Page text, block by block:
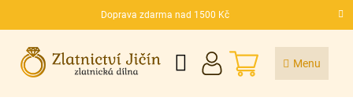
Doprava zdarma nad 1500 Kč
CZK
NÁKUPNÍ
KOŠÍK